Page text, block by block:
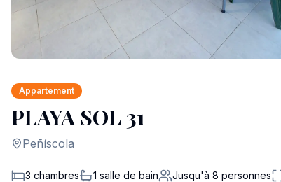
Appartement
PLAYA SOL 31
Peñíscola
3 chambres 1 salle de bain Jusqu'à 8 personnes